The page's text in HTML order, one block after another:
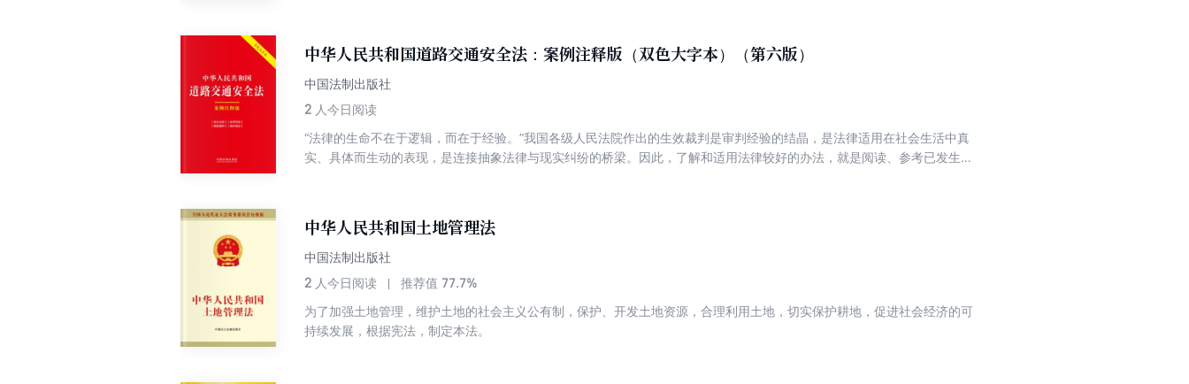
律文件，以及相应的法律流程图表、文书等内容，方便读者查找和使用。
中华人民共和国道路交通安全法：案例注释版（双色大字本）（第六版）
中国法制出版社
2 人今日阅读
“法律的生命不在于逻辑，而在于经验。”我国各级人民法院作出的生效裁判是审判经验的结晶，是法律适用在社会生活中真
实、具体而生动的表现，是连接抽象法律与现实纠纷的桥梁。因此，了解和适用法律较好的办法，就是阅读、参考已发生并
中华人民共和国土地管理法
中国法制出版社
2 人今日阅读 推荐值 77.7%
为了加强土地管理，维护土地的社会主义公有制，保护、开发土地资源，合理利用土地，切实保护耕地，促进社会经济的可
持续发展，根据宪法，制定本法。